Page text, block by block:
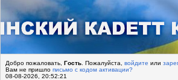
Добро пожаловать, Гость . Пожалуйста, войдите или
Вам не пришло письмо с кодом активации?
08-08-2026, 20:52:21